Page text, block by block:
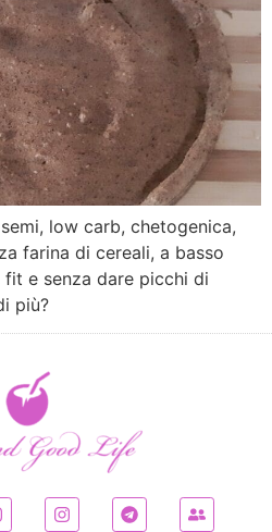
low carb, chetogenica,
farina di cereali, a basso
e senza dare picchi di
più?